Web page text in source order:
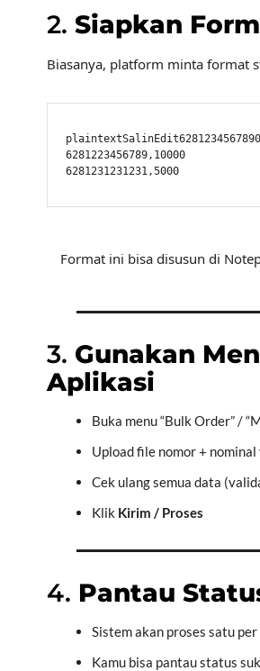
2. Siapkan
Biasanya, platform minta format
plaintextSalinEdit
6281223456789,10000
Format ini bisa disusun di
3. Gunakan
Aplikasi
Buka menu “Bulk Order” /
Upload file nomor +
Cek ulang semua data
Klik Kirim / Proses
4. Pantau
Sistem akan proses satu
Kamu bisa pantau status